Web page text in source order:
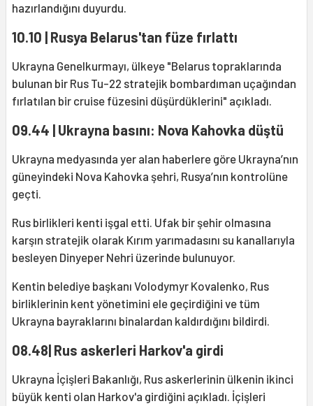
hazırlandığını duyurdu.
10.10 | Rusya Belarus'tan füze fırlattı
Ukrayna Genelkurmayı, ülkeye "Belarus topraklarında
bulunan bir Rus Tu-22 stratejik bombardıman uçağından
fırlatılan bir cruise füzesini düşürdüklerini" açıkladı.
09.44 | Ukrayna basını: Nova Kahovka düştü
Ukrayna medyasında yer alan haberlere göre Ukrayna’nın
güneyindeki Nova Kahovka şehri, Rusya’nın kontrolüne
geçti.
Rus birlikleri kenti işgal etti. Ufak bir şehir olmasına
karşın stratejik olarak Kırım yarımadasını su kanallarıyla
besleyen Dinyeper Nehri üzerinde bulunuyor.
Kentin belediye başkanı Volodymyr Kovalenko, Rus
birliklerinin kent yönetimini ele geçirdiğini ve tüm
Ukrayna bayraklarını binalardan kaldırdığını bildirdi.
08.48| Rus askerleri Harkov'a girdi
Ukrayna İçişleri Bakanlığı, Rus askerlerinin ülkenin ikinci
büyük kenti olan Harkov'a girdiğini açıkladı. İçişleri